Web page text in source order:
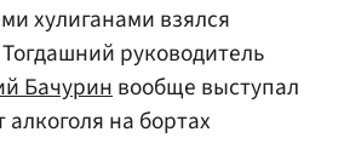
хулиганами взялся
руководитель
Бачуринвообще выступал
на бортах